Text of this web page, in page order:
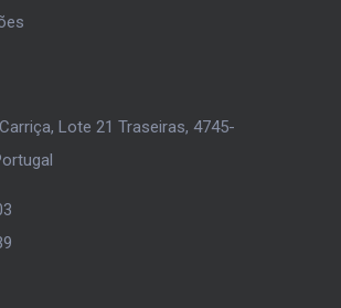
Lote 21 Traseiras, 4745-